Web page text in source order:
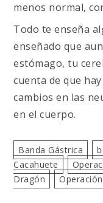
menos normal,
Todo te enseña
enseñado que
estómago, tu
cuenta de que
cambios en las
en el cuerpo.
Banda Gástrica
Cacahuete
Dragón